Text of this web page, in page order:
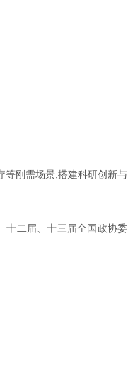
等刚需场景,搭建科研创新与
十二届、十三届全国政协委